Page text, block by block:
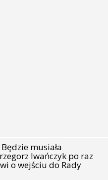
musiała
Iwańczyk po raz
o wejściu do Rady